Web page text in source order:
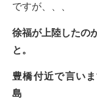
ですが、、、
徐福が上陸したの
と。
豊橋付近で言い
島